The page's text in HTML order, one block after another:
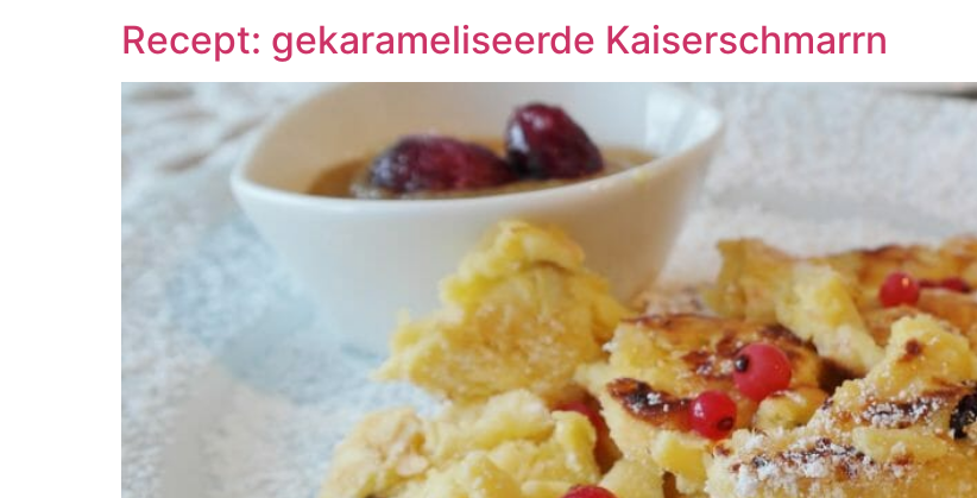
Recept: gekarameliseerde Kaiserschmarrn